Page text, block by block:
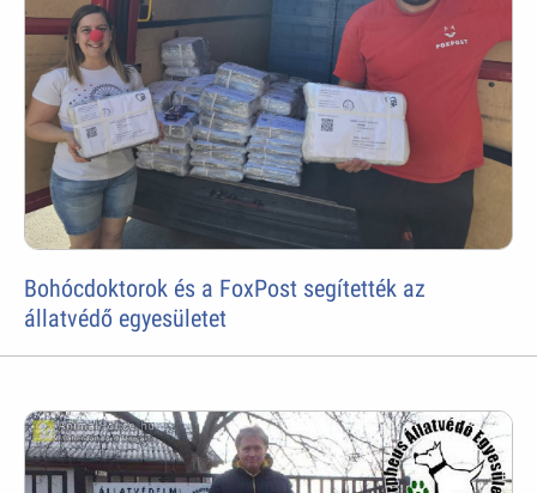
Bohócdoktorok és a FoxPost segítették az
állatvédő egyesületet